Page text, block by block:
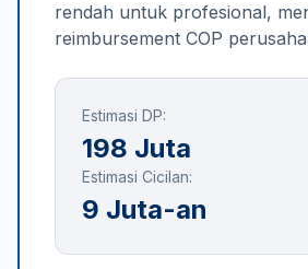
rendah untuk profesional,
reimbursement COP
Estimasi DP:
198 Juta
Estimasi Cicilan:
9 Juta-an